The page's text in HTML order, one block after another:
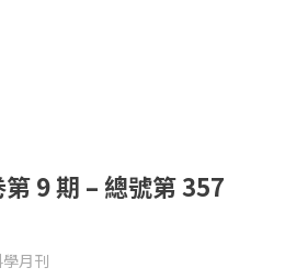
9 期 – 總號第 357
月刊